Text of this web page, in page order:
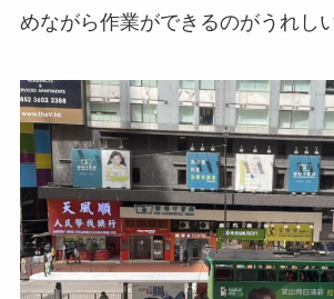
めながら作業ができるのがうれし